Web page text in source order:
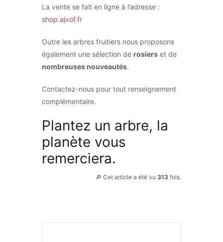
La vente se fait en ligne à l’adresse :
shop.ajvof.fr
Outre les arbres fruitiers nous proposons
également une sélection de rosiers et de
nombreuses nouveautés.
Contactez-nous pour tout renseignement
complémentaire.
Plantez un arbre, la
planète vous
remerciera.
🔎 Cet article a été vu 313 fois.